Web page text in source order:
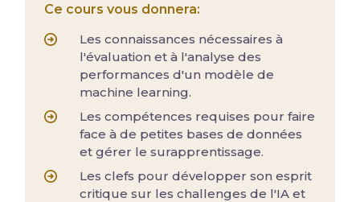
Ce cours vous donnera:
Les connaissances nécessaires à
l'évaluation et à l'analyse des
performances d'un modèle de
machine learning.
Les compétences requises pour faire
face à de petites bases de données
et gérer le surapprentissage.
Les clefs pour développer son esprit
critique sur les challenges de l'IA et